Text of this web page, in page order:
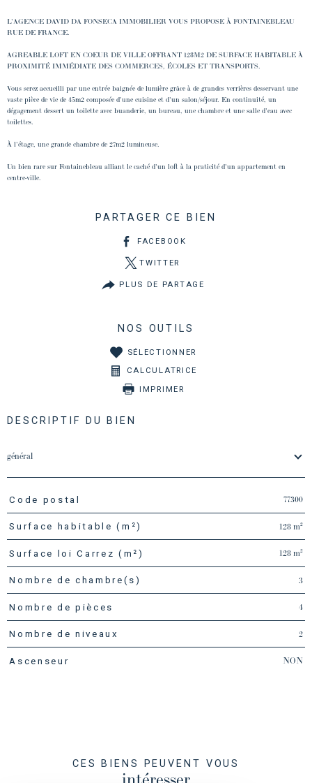
L'AGENCE DAVID DA FONSECA IMMOBILIER VOUS PROPOSE À FONTAINEBLEAU
RUE DE FRANCE.
AGREABLE LOFT EN COEUR DE VILLE OFFRANT 128M2 DE SURFACE HABITABLE À
PROXIMITÉ IMMÉDIATE DES COMMERCES, ÉCOLES ET TRANSPORTS.
Vous serez accueilli par une entrée baignée de lumière grâce à de grandes verrières desservant une
vaste pièce de vie de 45m2 composée d'une cuisine et d'un salon/séjour. En continuité, un
dégagement dessert un toilette avec buanderie, un bureau, une chambre et une salle d'eau avec
toilettes.
À l'étage, une grande chambre de 27m2 lumineuse.
Un bien rare sur Fontainebleau alliant le caché d'un loft à la praticité d'un appartement en
centre-ville.
PARTAGER CE BIEN
FACEBOOK
TWITTER
PLUS DE PARTAGE
NOS OUTILS
SÉLECTIONNER
CALCULATRICE
IMPRIMER
DESCRIPTIF DU BIEN
général
TRAD_PAMPERO_Caracteristique
Code postal 77300
Surface habitable (m²) 128 m²
Surface loi Carrez (m²) 128 m²
Nombre de chambre(s) 3
Nombre de pièces 4
Nombre de niveaux 2
Ascenseur NON
CES BIENS PEUVENT VOUS